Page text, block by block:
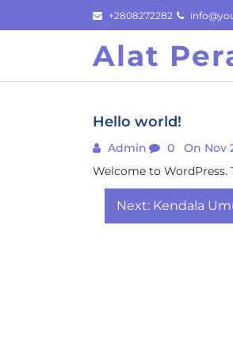
to
+2808272282
Alat
Hello world!
Admin 0
On Nov
Welcome to
Post
navigation
Next: Kendala